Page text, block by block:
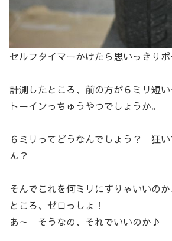
セルフタイマーかけたら思いっきり
計測したところ、前の方が６ミリ短
トーインっちゅうやつでしょうか。
６ミリってどうなんでしょう？ 狂
ん？
そんでこれを何ミリにすりゃいいの
ところ、ゼロっしょ！
あ～ そうなの、それでいいのか♪